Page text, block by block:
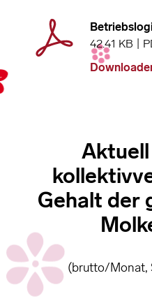
42.41 KB |
Gehalt der
(brutto/Monat,